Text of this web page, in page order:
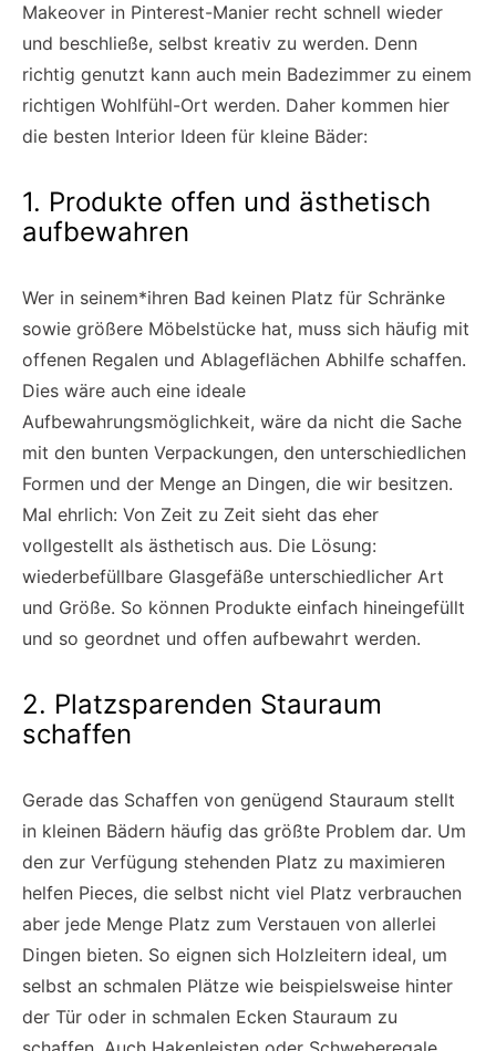
Makeover in Pinterest-Manier recht schnell wieder
und beschließe, selbst kreativ zu werden. Denn
richtig genutzt kann auch mein Badezimmer zu einem
richtigen Wohlfühl-Ort werden. Daher kommen hier
die besten Interior Ideen für kleine Bäder:
1. Produkte offen und ästhetisch
aufbewahren
Wer in seinem*ihren Bad keinen Platz für Schränke
sowie größere Möbelstücke hat, muss sich häufig mit
offenen Regalen und Ablageflächen Abhilfe schaffen.
Dies wäre auch eine ideale
Aufbewahrungsmöglichkeit, wäre da nicht die Sache
mit den bunten Verpackungen, den unterschiedlichen
Formen und der Menge an Dingen, die wir besitzen.
Mal ehrlich: Von Zeit zu Zeit sieht das eher
vollgestellt als ästhetisch aus. Die Lösung:
wiederbefüllbare Glasgefäße unterschiedlicher Art
und Größe. So können Produkte einfach hineingefüllt
und so geordnet und offen aufbewahrt werden.
2. Platzsparenden Stauraum
schaffen
Gerade das Schaffen von genügend Stauraum stellt
in kleinen Bädern häufig das größte Problem dar. Um
den zur Verfügung stehenden Platz zu maximieren
helfen Pieces, die selbst nicht viel Platz verbrauchen
aber jede Menge Platz zum Verstauen von allerlei
Dingen bieten. So eignen sich Holzleitern ideal, um
selbst an schmalen Plätze wie beispielsweise hinter
der Tür oder in schmalen Ecken Stauraum zu